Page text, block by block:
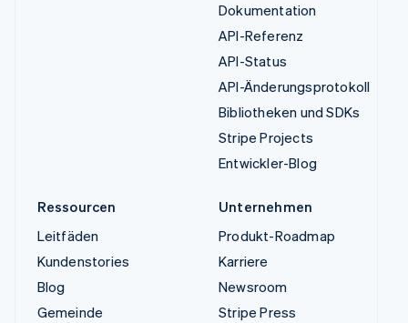
Dokumentation
API-Referenz
API-Status
API-Änderungsprotokoll
Bibliotheken und SDKs
Stripe Projects
Entwickler-Blog
Ressourcen
Leitfäden
Kundenstories
Blog
Gemeinde
Unternehmen
Produkt-Roadmap
Karriere
Newsroom
Stripe Press